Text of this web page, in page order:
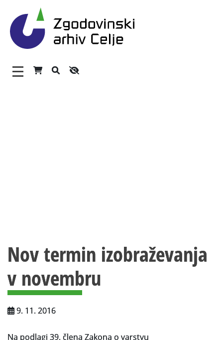
Zgodovinski arhiv Celje –
Glavni meni
Vloga za upravne namene
Vloga za čitalnico
Vodnik po fondih in zbirkah
VAČ – VIRTUALNA ARHIVSKA ČITALNICA
Nov termin izobraževanja
v novembru
9. 11. 2016
Na podlagi 39. člena Zakona o varstvu